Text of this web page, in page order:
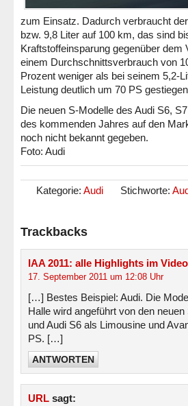
zum Einsatz. Dadurch verbraucht
bzw. 9,8 Liter auf 100 km, das sind
Kraftstoffeinsparung gegenüber dem
einem Durchschnittsverbrauch von
Prozent weniger als bei seinem 5,2-
Leistung deutlich um 70 PS
Die neuen S-Modelle des Audi S6,
des kommenden Jahres auf den
noch nicht bekannt gegeben.
Foto: Audi
Kategorie: Audi Stichworte:
Trackbacks
IAA 2011: alle Highlights im Video
17. September 2011 um 12:08 Uhr
[…] Bestes Beispiel: Audi. Die
Halle wird angeführt von den
und Audi S6 als Limousine und
PS. […]
ANTWORTEN
URL sagt: